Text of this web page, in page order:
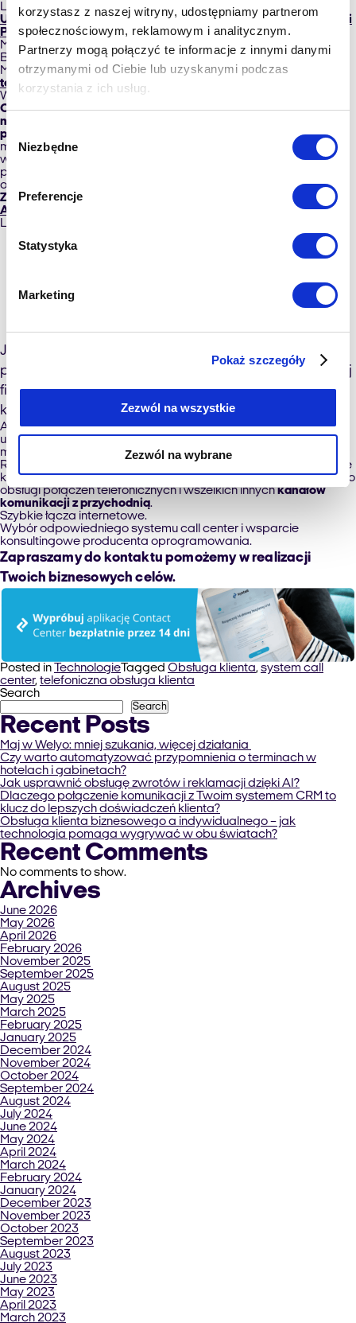
korzystasz z naszej witryny, udostępniamy partnerom
społecznościowym, reklamowym i analitycznym.
Partnerzy mogą połączyć te informacje z innymi danymi
otrzymanymi od Ciebie lub uzyskanymi podczas
korzystania z ich usług.
Wybór
zgody
Niezbędne
Preferencje
Statystyka
Marketing
Pokaż szczegóły
Zezwól na wszystkie
Zezwól na wybrane
Lepsza komunikacja wewnętrzna i zewnętrzna
Usprawnienie organizacji pracy BOK i poprawa jakości obsługi
Pacjenta
Monitorowanie poziomu obsługi Klienta i analizowanie KPI dla
BOK
Mniej utraconych połączeń telefonicznych i wiadomości dzięki
telemedycynie
Wyższy wskaźnik docieralności Pacjentów na wizyty
Odciążenie Pracowników rejestracji przy zachowaniu
najwyższego poziomu bezpieczeństwa danych Twoich
pacjentów:
Pacjenci mogą automatycznie umówić transport
medyczny, zarezerwować termin wizyty lub sprawdzić, czy ich
wyniki badań są już dostępne, bez kontaktu z konsultantem
przez autoryzowane, dedykowane Twojej placówce narzędzie
online, a nie np. poprzez serwisy zewnętrzne (takie jak
ZnanyLekarz.pl
Automatyzacja procesu obsługi Klienta
Lepsze wyniki finansowe firmy medycznej
Przepis na idealne
pacjenta – call center w
przychodni w 4 krokach
Jak stworzyć
w Twojej
przychodni, który stanie się sercem komunikacji Twojej
firmy? Oto nasz przepis na sukces w 4 prostych
krokach.
Analiza i audyt ruchu telefonicznego, wizyt w placówce i
użytkowników na stronie WWW i w social media placówki
medycznej. Stworzenie systemu teleporad.
Reorganizacja pracy działu rejestracji medycznej i przydzielenie
konkretnych, jednego lub kilku, Pracowników przychodni tylko do
obsługi połączeń telefonicznych i wszelkich innychkanałów
komunikacji z przychodnią.
Szybkie łącza internetowe.
Wybór odpowiedniego systemu call center i wsparcie
konsultingowe producenta oprogramowania.
Zapraszamy do kontaktu pomożemy w realizacji
Twoich biznesowych celów.
Posted in TechnologieTagged Obsługa klienta, system call
center, telefoniczna obsługa klienta
Search
Search
Recent Posts
Maj w Welyo: mniej szukania, więcej działania
Czy warto automatyzować przypomnienia o terminach w
hotelach i gabinetach?
Jak usprawnić obsługę zwrotów i reklamacji dzięki AI?
Dlaczego połączenie komunikacji z Twoim systemem CRM to
klucz do lepszych doświadczeń klienta?
Obsługa klienta biznesowego a indywidualnego – jak
technologia pomaga wygrywać w obu światach?
Recent Comments
No comments to show.
Archives
June 2026
May 2026
April 2026
February 2026
November 2025
September 2025
August 2025
May 2025
March 2025
February 2025
January 2025
December 2024
November 2024
October 2024
September 2024
August 2024
July 2024
June 2024
May 2024
April 2024
March 2024
February 2024
January 2024
December 2023
November 2023
October 2023
September 2023
August 2023
July 2023
June 2023
May 2023
April 2023
March 2023